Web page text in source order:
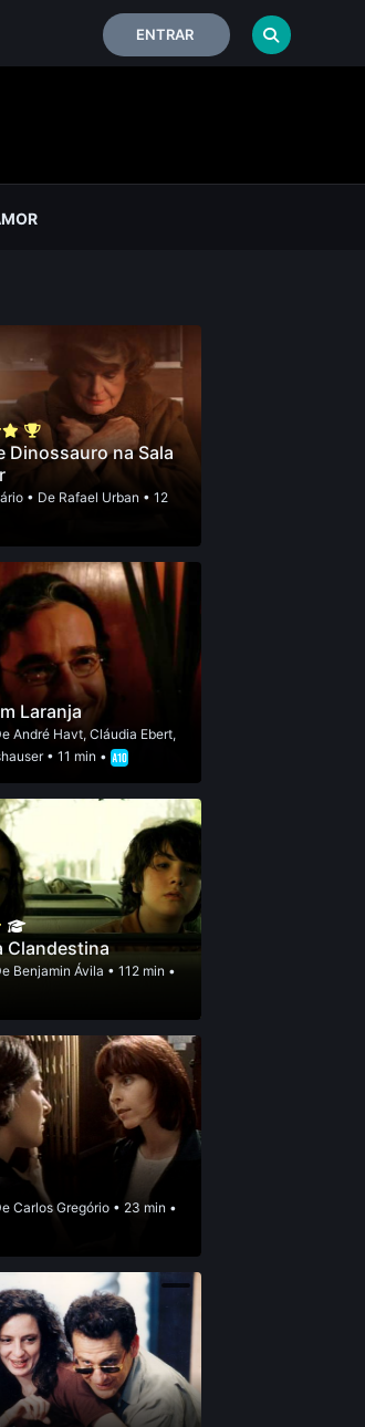
ENTRAR
Dinossauro na Sala
• De Rafael Urban • 12
Laranja
André Havt,Cláudia Ebert,
• 11 min •
Clandestina
Benjamin Ávila • 112 min •
Carlos Gregório • 23 min •